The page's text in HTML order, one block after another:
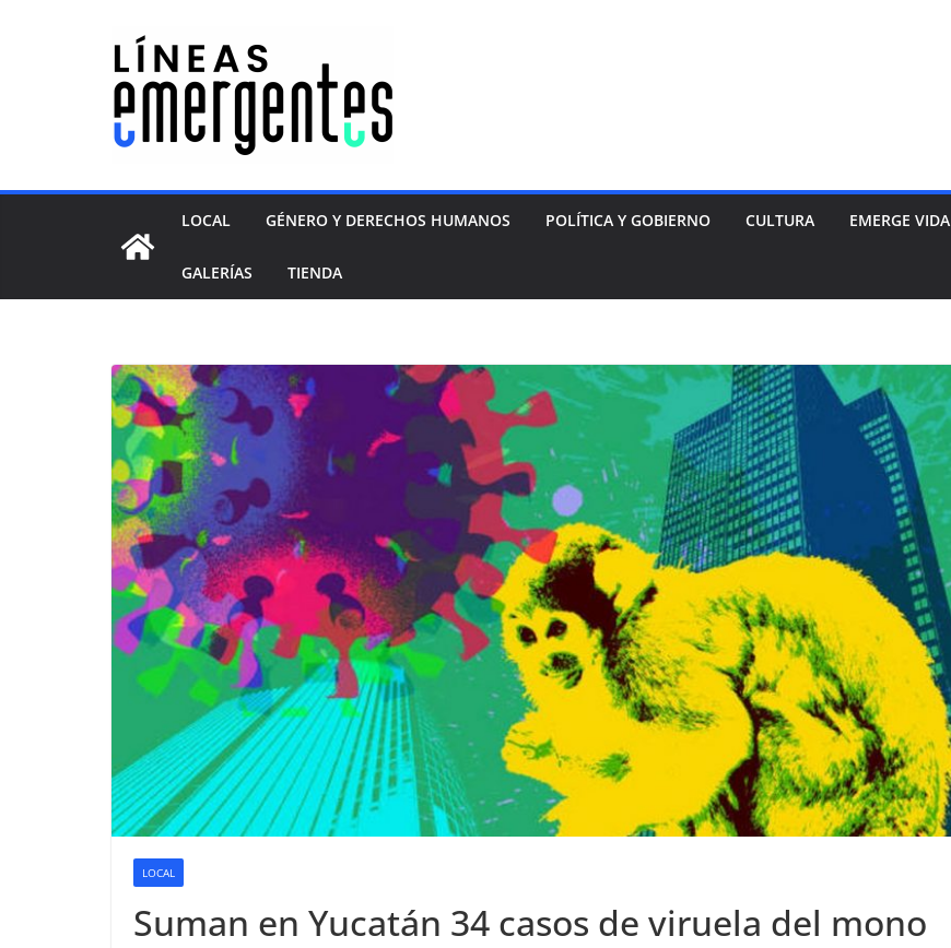
LOCAL GÉNERO Y DERECHOS HUMANOS POLÍTICA Y GOBIERNO CULTURA EMERGE VIDA
GALERÍAS TIENDA
LOCAL
Suman en Yucatán 34 casos de viruela del mono